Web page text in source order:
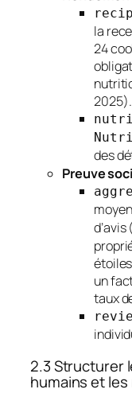
la
24
2025).
des
Preuve
d’avis (
un
taux
2.3 Structurer
humains et